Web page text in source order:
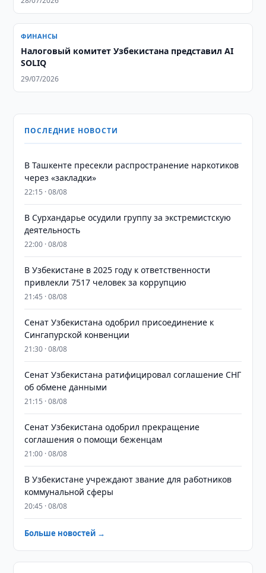
ФИНАНСЫ
Налоговый комитет Узбекистана представил AI
SOLIQ
29/07/2026
ПОСЛЕДНИЕ НОВОСТИ
В Ташкенте пресекли распространение наркотиков
через «закладки»
22:15 · 08/08
В Сурхандарье осудили группу за экстремистскую
деятельность
22:00 · 08/08
В Узбекистане в 2025 году к ответственности
привлекли 7517 человек за коррупцию
21:45 · 08/08
Сенат Узбекистана одобрил присоединение к
Сингапурской конвенции
21:30 · 08/08
Сенат Узбекистана ратифицировал соглашение СНГ
об обмене данными
21:15 · 08/08
Сенат Узбекистана одобрил прекращение
соглашения о помощи беженцам
21:00 · 08/08
В Узбекистане учреждают звание для работников
коммунальной сферы
20:45 · 08/08
Больше новостей →